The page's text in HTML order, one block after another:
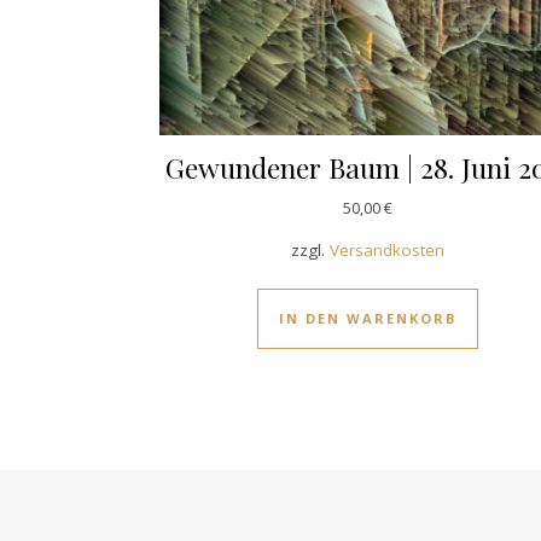
Gewundener Baum | 28. Juni
50,00€
zzgl.Versandkosten
IN DEN WARENKORB